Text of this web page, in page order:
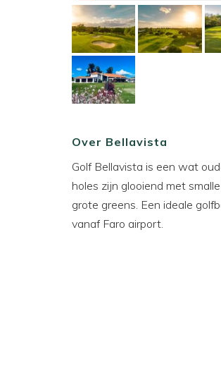
Over Bellavista
Golf Bellavista is een wat
holes zijn glooiend met
grote greens. Een ideale
vanaf Faro airport.